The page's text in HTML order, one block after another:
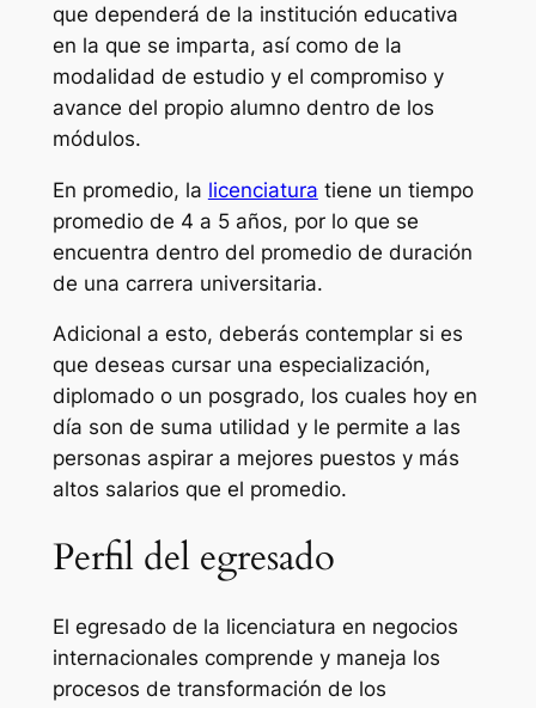
que dependerá de la institución educativa
en la que se imparta, así como de la
modalidad de estudio y el compromiso y
avance del propio alumno dentro de los
módulos.
En promedio, la licenciatura tiene un tiempo
promedio de 4 a 5 años, por lo que se
encuentra dentro del promedio de duración
de una carrera universitaria.
Adicional a esto, deberás contemplar si es
que deseas cursar una especialización,
diplomado o un posgrado, los cuales hoy en
día son de suma utilidad y le permite a las
personas aspirar a mejores puestos y más
altos salarios que el promedio.
Perfil del egresado
El egresado de la licenciatura en negocios
internacionales comprende y maneja los
procesos de transformación de los